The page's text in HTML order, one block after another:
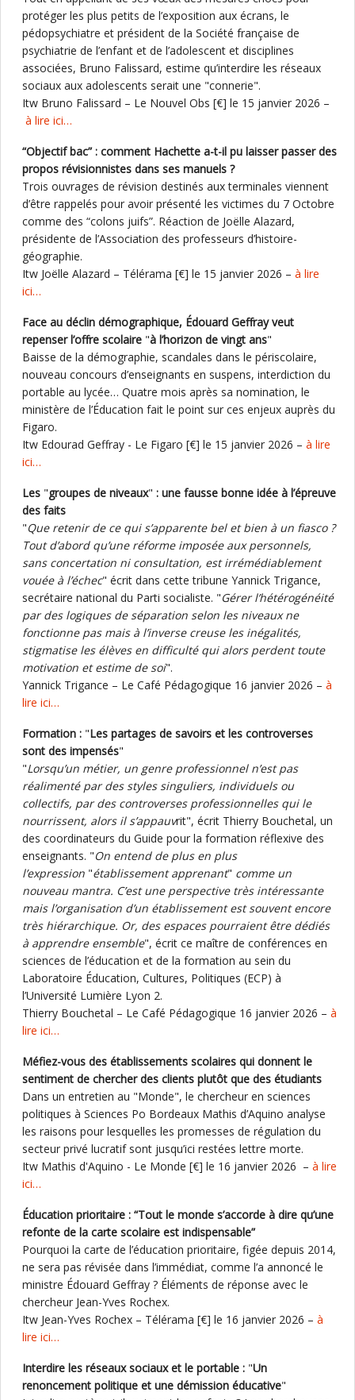
protéger les plus petits de l’exposition aux écrans, le
pédopsychiatre et président de la Société française de
psychiatrie de l’enfant et de l’adolescent et disciplines
associées, Bruno Falissard, estime qu’interdire les réseaux
sociaux aux adolescents serait une "connerie".
Itw Bruno Falissard – Le Nouvel Obs [€] le 15 janvier 2026 –
à lire ici…
“Objectif bac” : comment Hachette a-t-il pu laisser passer des
propos révisionnistes dans ses manuels ?
Trois ouvrages de révision destinés aux terminales viennent
d’être rappelés pour avoir présenté les victimes du 7 Octobre
comme des “colons juifs”. Réaction de Joëlle Alazard,
présidente de l’Association des professeurs d’histoire-
géographie.
Itw Joëlle Alazard – Télérama [€] le 15 janvier 2026 – à lire
ici…
Face au déclin démographique, Édouard Geffray veut
repenser l’offre scolaire "à l’horizon de vingt ans"
Baisse de la démographie, scandales dans le périscolaire,
nouveau concours d’enseignants en suspens, interdiction du
portable au lycée… Quatre mois après sa nomination, le
ministère de l’Éducation fait le point sur ces enjeux auprès du
Figaro.
Itw Edourad Geffray - Le Figaro [€] le 15 janvier 2026 – à lire
ici…
Les "groupes de niveaux" : une fausse bonne idée à l’épreuve
des faits
"Que retenir de ce qui s’apparente bel et bien à un fiasco ?
Tout d’abord qu’une réforme imposée aux personnels,
sans concertation ni consultation, est irrémédiablement
vouée à l’échec" écrit dans cette tribune Yannick Trigance,
secrétaire national du Parti socialiste. "Gérer l’hétérogénéité
par des logiques de séparation selon les niveaux ne
fonctionne pas mais à l’inverse creuse les inégalités,
stigmatise les élèves en difficulté qui alors perdent toute
motivation et estime de soi".
Yannick Trigance – Le Café Pédagogique 16 janvier 2026 – à
lire ici…
Formation : "Les partages de savoirs et les controverses
sont des impensés"
"Lorsqu’un métier, un genre professionnel n’est pas
réalimenté par des styles singuliers, individuels ou
collectifs, par des controverses professionnelles qui le
nourrissent, alors il s’appauvrit", écrit Thierry Bouchetal, un
des coordinateurs du Guide pour la formation réflexive des
enseignants. "On entend de plus en plus
l’expression "établissement apprenant" comme un
nouveau mantra. C’est une perspective très intéressante
mais l’organisation d’un établissement est souvent encore
très hiérarchique. Or, des espaces pourraient être dédiés
à apprendre ensemble", écrit ce maître de conférences en
sciences de l’éducation et de la formation au sein du
Laboratoire Éducation, Cultures, Politiques (ECP) à
l’Université Lumière Lyon 2.
Thierry Bouchetal – Le Café Pédagogique 16 janvier 2026 – à
lire ici…
Méfiez-vous des établissements scolaires qui donnent le
sentiment de chercher des clients plutôt que des étudiants
Dans un entretien au "Monde", le chercheur en sciences
politiques à Sciences Po Bordeaux Mathis d’Aquino analyse
les raisons pour lesquelles les promesses de régulation du
secteur privé lucratif sont jusqu’ici restées lettre morte.
Itw Mathis d'Aquino - Le Monde [€] le 16 janvier 2026 – à lire
ici…
Éducation prioritaire : “Tout le monde s’accorde à dire qu’une
refonte de la carte scolaire est indispensable”
Pourquoi la carte de l’éducation prioritaire, figée depuis 2014,
ne sera pas révisée dans l’immédiat, comme l’a annoncé le
ministre Édouard Geffray ? Éléments de réponse avec le
chercheur Jean-Yves Rochex.
Itw Jean-Yves Rochex – Télérama [€] le 16 janvier 2026 – à
lire ici…
Interdire les réseaux sociaux et le portable : "Un
renoncement politique et une démission éducative"